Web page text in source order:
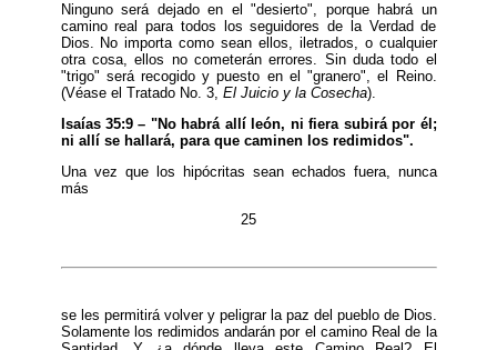
Ninguno será dejado en el "desierto", porque habrá un
camino real para todos los seguidores de la Verdad de
Dios. No importa como sean ellos, iletrados, o cualquier
otra cosa, ellos no cometerán errores. Sin duda todo el
"trigo" será recogido y puesto en el "granero", el Reino.
(Véase el Tratado No. 3, El Juicio y la Cosecha).
Isaías 35:9 – "No habrá allí león, ni fiera subirá por él;
ni allí se hallará, para que caminen los redimidos".
Una vez que los hipócritas sean echados fuera, nunca
más
25
se les permitirá volver y peligrar la paz del pueblo de Dios.
Solamente los redimidos andarán por el camino Real de la